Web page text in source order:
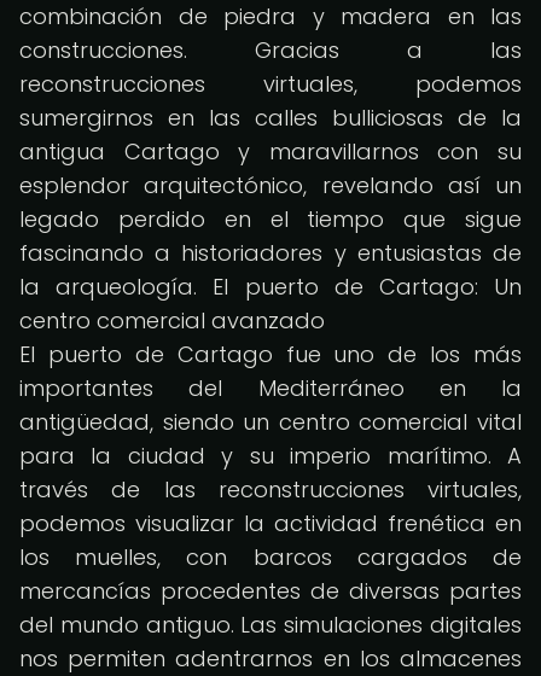
combinación de piedra y madera en las
construcciones. Gracias a las
reconstrucciones virtuales, podemos
sumergirnos en las calles bulliciosas de la
antigua Cartago y maravillarnos con su
esplendor arquitectónico, revelando así un
legado perdido en el tiempo que sigue
fascinando a historiadores y entusiastas de
la arqueología. El puerto de Cartago: Un
centro comercial avanzado
El puerto de Cartago fue uno de los más
importantes del Mediterráneo en la
antigüedad, siendo un centro comercial vital
para la ciudad y su imperio marítimo. A
través de las reconstrucciones virtuales,
podemos visualizar la actividad frenética en
los muelles, con barcos cargados de
mercancías procedentes de diversas partes
del mundo antiguo. Las simulaciones digitales
nos permiten adentrarnos en los almacenes